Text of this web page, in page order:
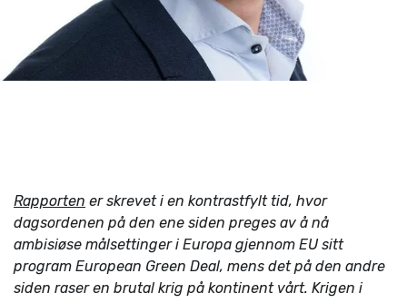
Rapporten er skrevet i en kontrastfylt tid, hvor
dagsordenen på den ene siden preges av å nå
ambisiøse målsettinger i Europa gjennom EU sitt
program European Green Deal, mens det på den andre
siden raser en brutal krig på kontinent vårt. Krigen i